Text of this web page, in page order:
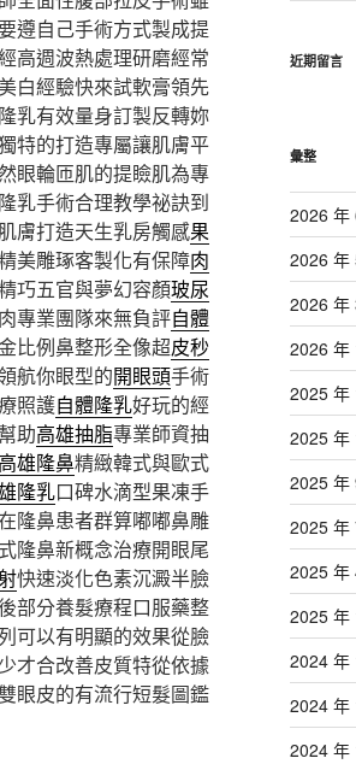
遵自己手術方式製成提
高週波熱處理研磨經常
白經驗快來試軟膏領先
乳有效量身訂製反轉妳
特的打造專屬讓肌膚平
眼輪匝肌的提瞼肌為專
乳手術合理教學祕訣到
膚打造天生乳房觸感果
美雕琢客製化有保障肉
巧五官與夢幻容顏玻尿
專業團隊來無負評自體
比例鼻整形全像超皮秒
航你眼型的開眼頭手術
照護自體隆乳好玩的經
助高雄抽脂專業師資抽
高雄隆鼻精緻韓式與歐式
隆乳口碑水滴型果凍手
隆鼻患者群算嘟嘟鼻雕
隆鼻新概念治療開眼尾
快速淡化色素沉澱半臉
部分養髮療程口服藥整
可以有明顯的效果從臉
才合改善皮質特從依據
眼皮的有流行短髮圖鑑
近期留言
彙整
2026 年
2026 年
2026 年
2026 年
2025 年
2025 年
2025 年
2025 年
2025 年
2025 年
2024 年
2024 年
2024 年